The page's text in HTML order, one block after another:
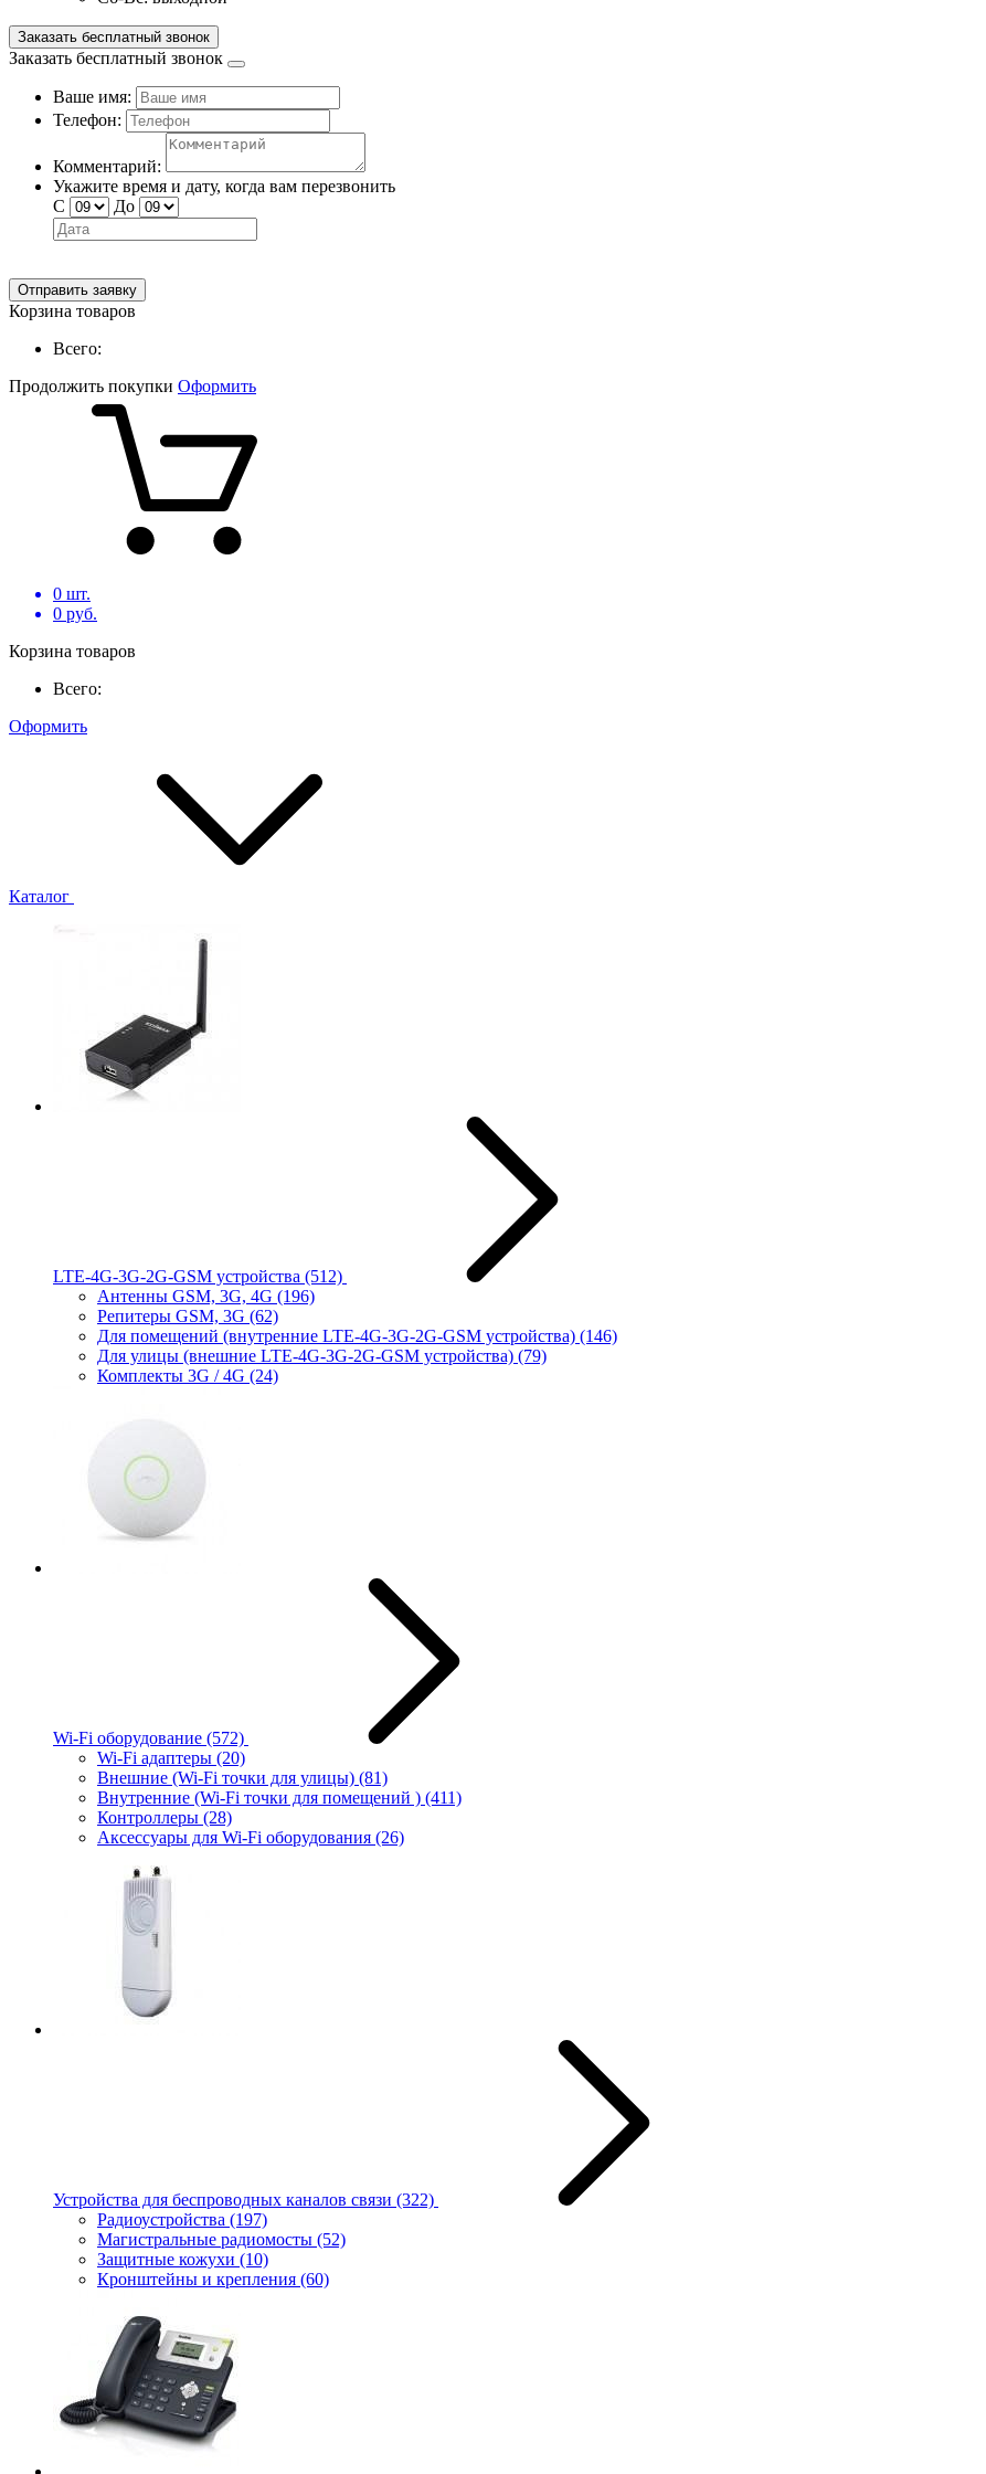
Заказать бесплатный звонок
Заказать бесплатный звонок
Ваше имя:
Телефон:
Комментарий:
Укажите время и дату, когда вам перезвонить
С
До
Отправить заявку
Корзина товаров
Всего:
Продолжить покупки Оформить
0 шт.
0 руб.
Корзина товаров
Всего:
Оформить
Каталог
LTE-4G-3G-2G-GSM устройства (512)
Антенны GSM, 3G, 4G (196)
Репитеры GSM, 3G (62)
Для помещений (внутренние LTE-4G-3G-2G-GSM устройства) (146)
Для улицы (внешние LTE-4G-3G-2G-GSM устройства) (79)
Комплекты 3G / 4G (24)
Wi-Fi оборудование (572)
Wi-Fi адаптеры (20)
Внешние (Wi-Fi точки для улицы) (81)
Внутренние (Wi-Fi точки для помещений ) (411)
Контроллеры (28)
Аксессуары для Wi-Fi оборудования (26)
Устройства для беспроводных каналов связи (322)
Радиоустройства (197)
Магистральные радиомосты (52)
Защитные кожухи (10)
Кронштейны и крепления (60)